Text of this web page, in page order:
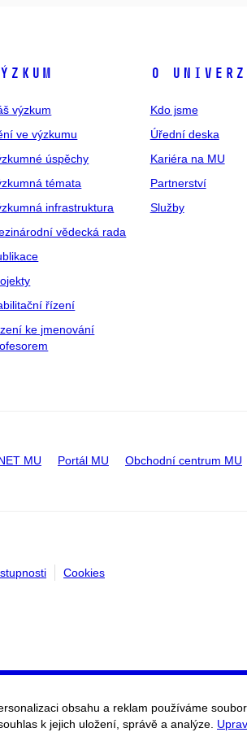
výzkum
ve výzkumu
úspěchy
témata
infrastruktura
vědecká rada
řízení
ke jmenování
O
Kdo jsme
Úřední deska
Kariéra na MU
Partnerství
Služby
MU Portál MU Obchodní centrum MU
Cookies
obsahu a reklam používáme
k jejich uložení, správě a analýze.